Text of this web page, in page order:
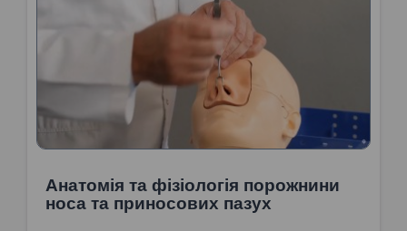
Анатомія та фізіологія порожнини
носа та приносових пазух